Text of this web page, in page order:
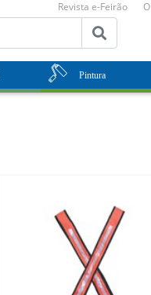
Revista e-Feirão
Pintura